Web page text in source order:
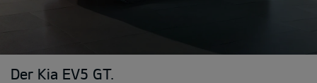
Der Kia EV5 GT.